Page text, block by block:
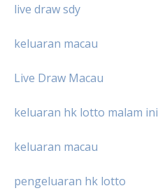
live draw sdy
keluaran macau
Live Draw Macau
keluaran hk lotto malam ini
keluaran macau
pengeluaran hk lotto